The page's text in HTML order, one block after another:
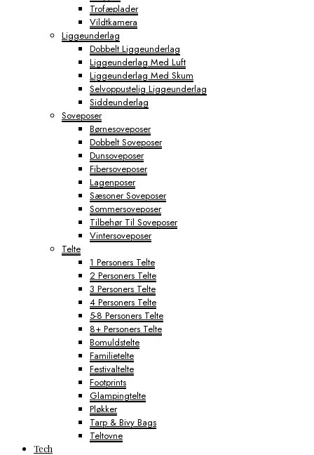
Trofæplader
Vildtkamera
Liggeunderlag
Dobbelt Liggeunderlag
Liggeunderlag Med Luft
Liggeunderlag Med Skum
Selvoppustelig Liggeunderlag
Siddeunderlag
Soveposer
Børnesoveposer
Dobbelt Soveposer
Dunsoveposer
Fibersoveposer
Lagenposer
Sæsoner Soveposer
Sommersoveposer
Tilbehør Til Soveposer
Vintersoveposer
Telte
1 Personers Telte
2 Personers Telte
3 Personers Telte
4 Personers Telte
5-8 Personers Telte
8+ Personers Telte
Bomuldstelte
Familietelte
Festivaltelte
Footprints
Glampingtelte
Pløkker
Tarp & Bivy Bags
Teltovne
Tech